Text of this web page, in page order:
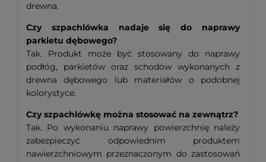
drewna.
Czy szpachlówka nadaje się do naprawy
parkietu dębowego?
Tak. Produkt może być stosowany do naprawy
podłóg, parkietów oraz schodów wykonanych z
drewna dębowego lub materiałów o podobnej
kolorystyce.
Czy szpachlówkę można stosować na zewnątrz?
Tak. Po wykonaniu naprawy powierzchnię należy
zabezpieczyć odpowiednim produktem
nawierzchniowym przeznaczonym do zastosowań